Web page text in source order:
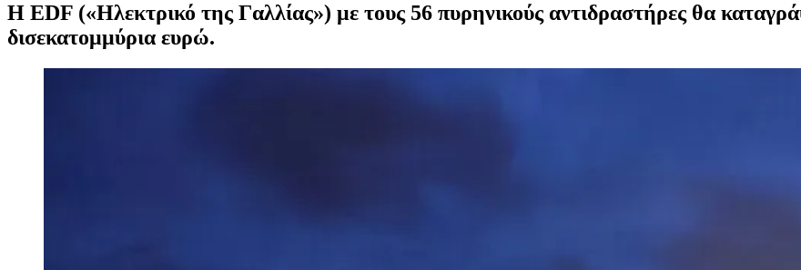
H EDF («Ηλεκτρικό της Γαλλίας») με τους 56 πυρηνικούς αντιδραστήρες θα
δισεκατομμύρια ευρώ.